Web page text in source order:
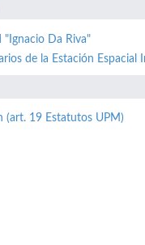
"Ignacio Da Riva"
de la Estación Espacial
(art. 19 Estatutos UPM)